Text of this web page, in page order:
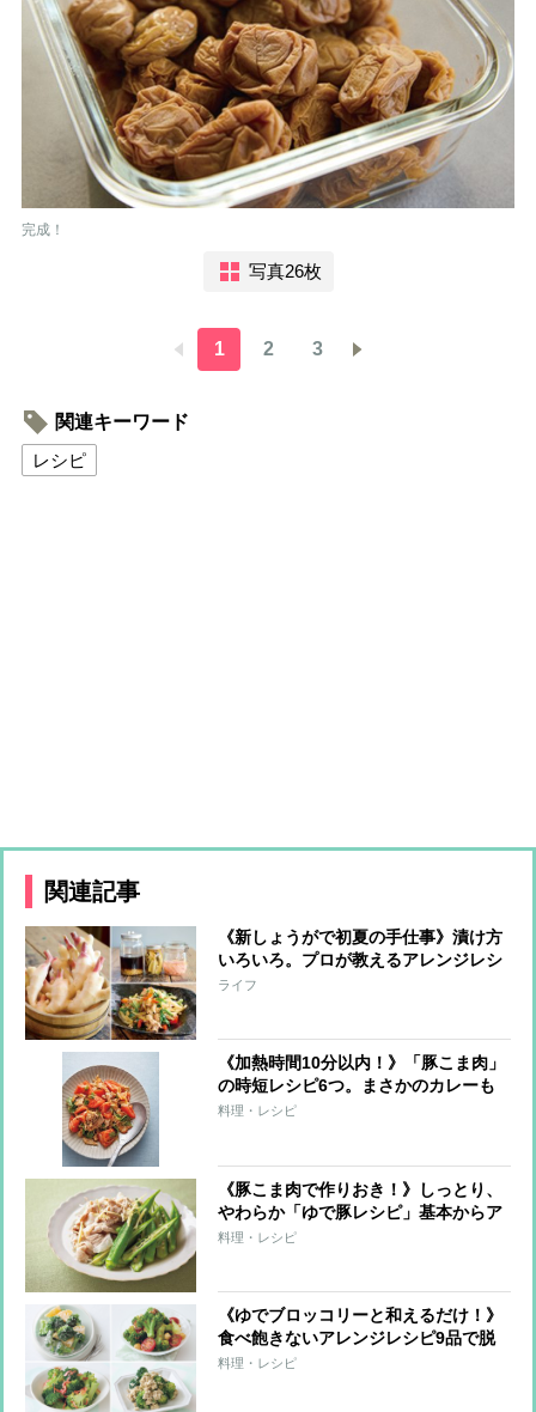
完成！
写真26枚
1 2 3
関連キーワード
レシピ
関連記事
《新しょうがで初夏の手仕事》漬け方
いろいろ。プロが教えるアレンジレシ
ピも必見！
ライフ
《加熱時間10分以内！》「豚こま肉」
の時短レシピ6つ。まさかのカレーも
煮込まずOK！
料理・レシピ
《豚こま肉で作りおき！》しっとり、
やわらか「ゆで豚レシピ」基本からア
レンジまで全9レシピ
料理・レシピ
《ゆでブロッコリーと和えるだけ！》
食べ飽きないアレンジレシピ9品で脱
マンネリ！
料理・レシピ